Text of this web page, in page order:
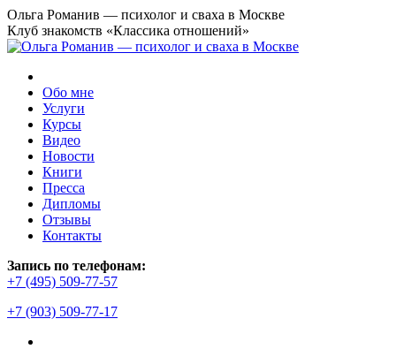
Перейти
к
содержанию
Ольга Романив — психолог и сваха в Москве
Клуб знакомств «Классика отношений»
Обо мне
Услуги
Курсы
Видео
Новости
Книги
Пресса
Дипломы
Отзывы
Контакты
Запись по телефонам:
+7 (495) 509-77-57
+7 (903) 509-77-17